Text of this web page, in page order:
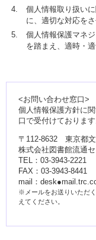
個人情報取り扱い
に、適切な対応を
個人情報保護マネ
を踏まえ、適時・
<お問い合わせ窓口>
個人情報保護方針に
口で受付けております
〒112-8632 東京都
株式会社図書館流通
TEL：03-3943-2221
FAX：03-3943-8441
mail：
※メールをお送りいただ
えてください。